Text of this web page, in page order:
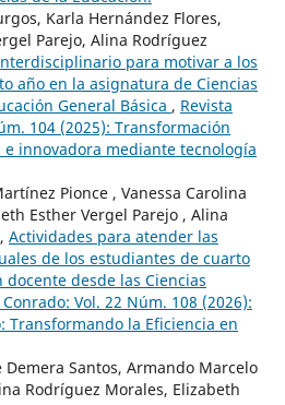
Karla Hernández Flores,
Parejo, Alina Rodríguez
para motivar a los
año en la asignatura de Ciencias
General Básica , Revista
104 (2025): Transformación
innovadora mediante tecnología
Pionce , Vanessa Carolina
Esther Vergel Parejo , Alina
Actividades para atender las
de los estudiantes de cuarto
desde las Ciencias
Conrado: Vol. 22 Núm. 108 (2026):
Transformando la Eficiencia en
Santos, Armando Marcelo
Rodríguez Morales, Elizabeth